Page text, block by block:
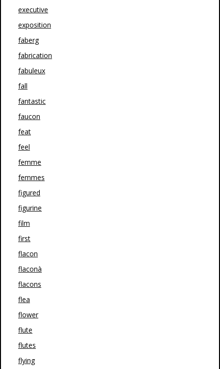
executive
exposition
faberg
fabrication
fabuleux
fall
fantastic
faucon
feat
feel
femme
femmes
figured
figurine
film
first
flacon
flaconà
flacons
flea
flower
flute
flutes
flying